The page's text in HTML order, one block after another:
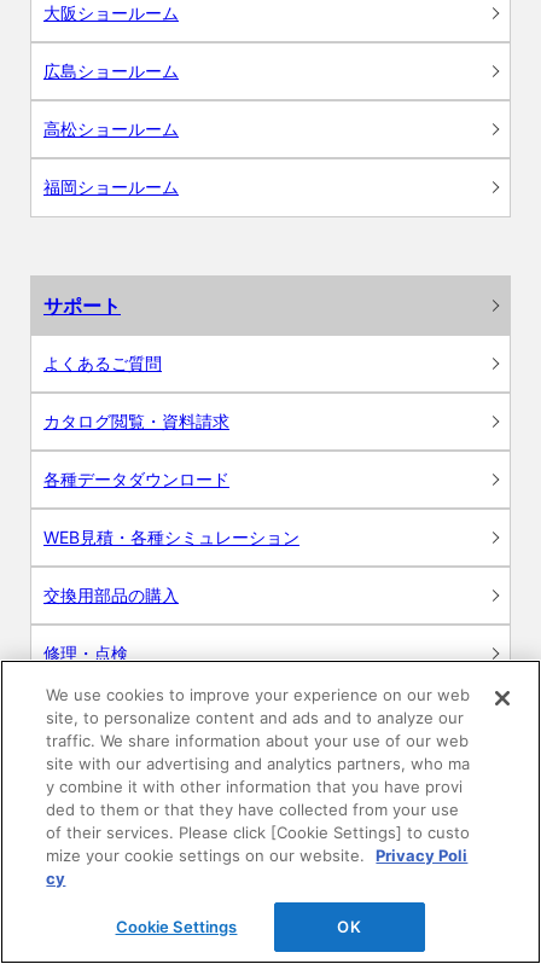
大阪ショールーム
広島ショールーム
高松ショールーム
福岡ショールーム
サポート
よくあるご質問
カタログ閲覧・資料請求
各種データダウンロード
WEB見積・各種シミュレーション
交換用部品の購入
修理・点検
お問い合わせ
ログイン
建築・設計関係者様向けサイト
ユーザー登録サービス
WEB見積システム
We use cookies to improve your experience on our web
site, to personalize content and ads and to analyze our
traffic. We share information about your use of our web
site with our advertising and analytics partners, who ma
y combine it with other information that you have provi
ded to them or that they have collected from your use
of their services. Please click [Cookie Settings] to custo
mize your cookie settings on our website.
Privacy Poli
cy
Cookie Settings OK